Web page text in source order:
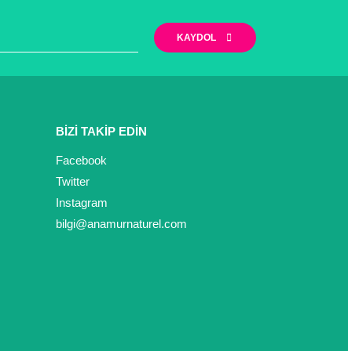
KAYDOL
BİZİ TAKİP EDİN
Facebook
Twitter
Instagram
bilgi@anamurnaturel.com